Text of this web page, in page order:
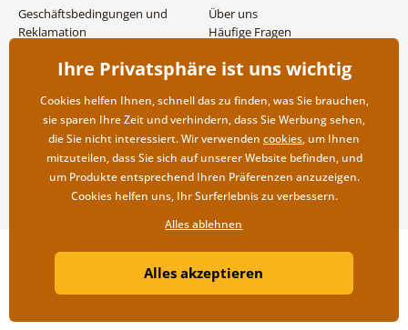
Geschäftsbedingungen und
Reklamation
Versand- und
Rücksendung der Ware
Über uns
Häufige Fragen
Großhandel und
Copyright ©2019 © Dovido.at.
Litvanyi.sk| Online-Shop erstellt von
Ihre Privatsphäre ist uns wichtig
Cookies helfen Ihnen, schnell das zu finden, was Sie brauchen,
sie sparen Ihre Zeit und verhindern, dass Sie Werbung sehen,
die Sie nicht interessiert. Wir verwenden cookies, um Ihnen
mitzuteilen, dass Sie sich auf unserer Website befinden, und
um Produkte entsprechend Ihren Präferenzen anzuzeigen.
Cookies helfen uns, Ihr Surferlebnis zu verbessern.
Alles ablehnen
Alles akzeptieren